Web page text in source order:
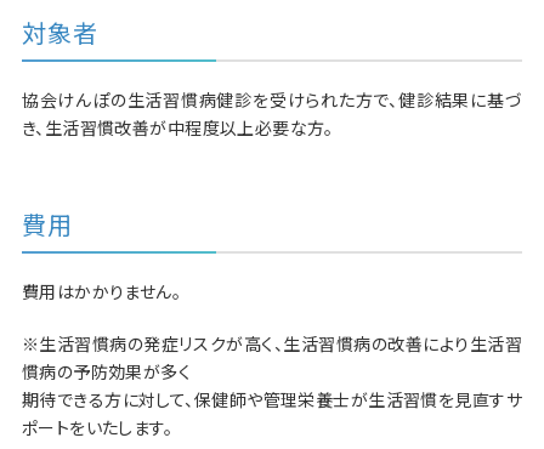
対象者
協会けんぽの生活習慣病健診を受けられた方で、健診結果に基づ
き、生活習慣改善が中程度以上必要な方。
費用
費用はかかりません。
※生活習慣病の発症リスクが高く、生活習慣病の改善により生活習
慣病の予防効果が多く
期待できる方に対して、保健師や管理栄養士が生活習慣を見直すサ
ポートをいたします。